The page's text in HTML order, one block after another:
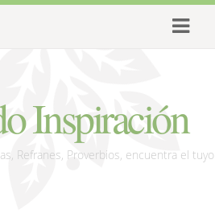
Inspiración
Refranes, Proverbios, encuentra el tuyo